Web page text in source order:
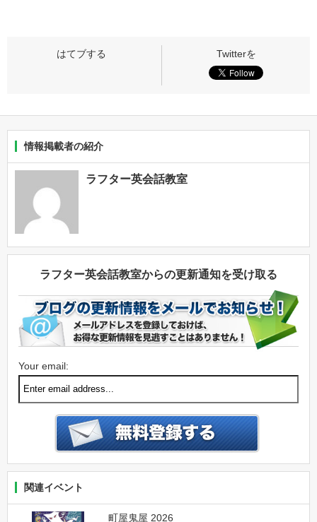
情報掲載者の紹介
ラフター英会話教室
ラフター英会話教室からの更新通知を受け取る
Your email:
関連イベント
町屋鬼屋 2026